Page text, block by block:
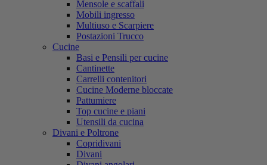
Mensole e scaffali
Mobili ingresso
Multiuso e Scarpiere
Postazioni Trucco
Cucine
Basi e Pensili per cucine
Cantinette
Carrelli contenitori
Cucine Moderne bloccate
Pattumiere
Top cucine e piani
Utensili da cucina
Divani e Poltrone
Copridivani
Divani